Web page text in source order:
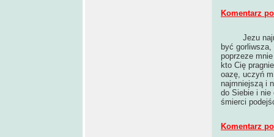
Komentarz
Jezu
być gorliwsza,
poprzeze
kto Cię
oazę, uczyń
najmniejszą i
do Siebie i nie
śmierci
Komentarz